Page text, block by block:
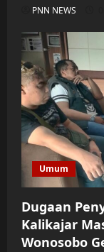
PNN NEWS
Umum
Dugaan
Kalikajar
Wonosobo